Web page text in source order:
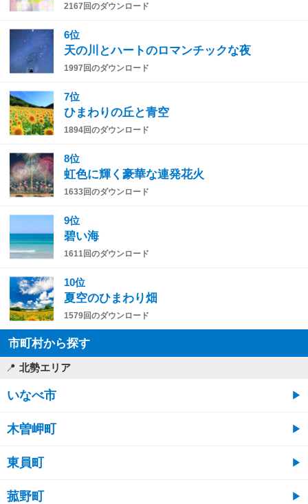
2167回のダウンロード
6位
天の川とハートのロマンチックな夜
1997回のダウンロード
7位
ひまわりの丘と青空
1894回のダウンロード
8位
虹色に輝く豪華な連発花火
1633回のダウンロード
9位
碧い海
1611回のダウンロード
10位
夏空のひまわり畑
1579回のダウンロード
市町村から探す
北勢エリア
いなべ市
木曽岬町
東員町
菰野町